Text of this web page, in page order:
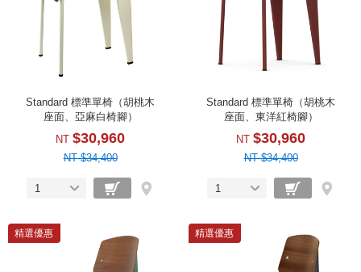
Standard 標準單椅（胡桃木
座面、亞麻白椅腳）
NT $30,960
NT $34,400
1
Standard 標準單椅（胡桃木
座面、東洋紅椅腳）
NT $30,960
NT $34,400
1
精選優惠 精選優惠